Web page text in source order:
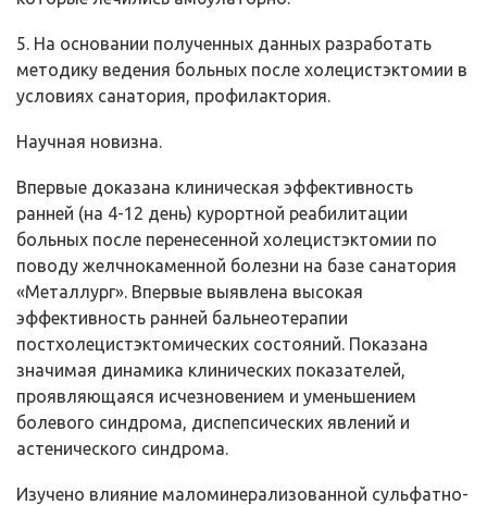
5. На основании полученных данных разработать
методику ведения больных после холецистэктомии в
условиях санатория, профилактория.
Научная новизна.
Впервые доказана клиническая эффективность
ранней (на 4-12 день) курортной реабилитации
больных после перенесенной холецистэктомии по
поводу желчнокаменной болезни на базе санатория
«Металлург». Впервые выявлена высокая
эффективность ранней бальнеотерапии
постхолецистэктомических состояний. Показана
значимая динамика клинических показателей,
проявляющаяся исчезновением и уменьшением
болевого синдрома, диспепсических явлений и
астенического синдрома.
Изучено влияние маломинерализованной сульфатно-